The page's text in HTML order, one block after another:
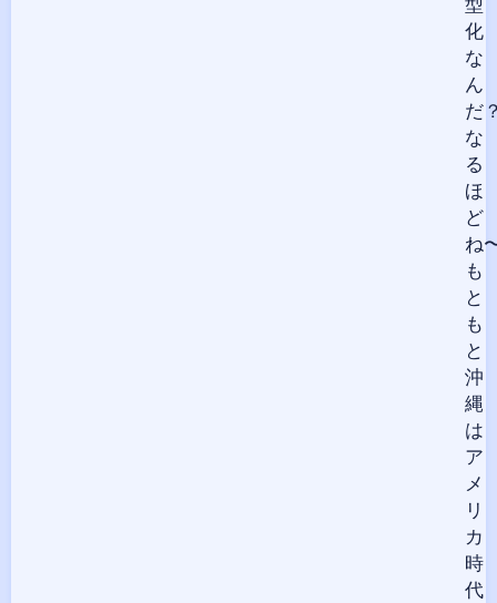
型
化
な
ん
だ
な
る
ほ
ど
ね
も
と
も
と
沖
縄
は
ア
メ
リ
カ
時
代